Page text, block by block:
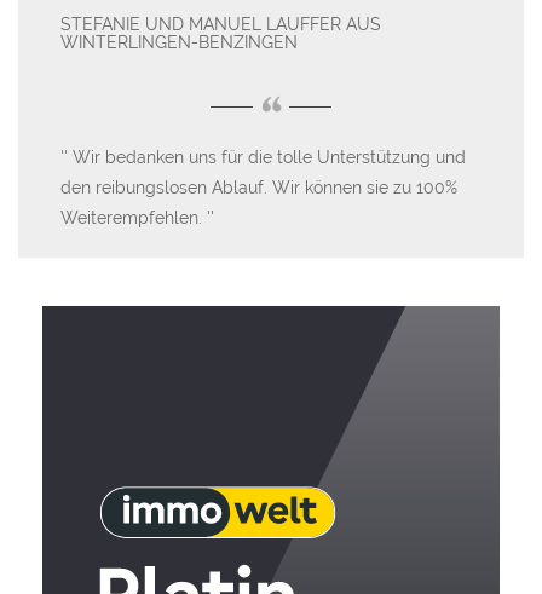
STEFANIE UND MANUEL LAUFFER AUS
WINTERLINGEN-BENZINGEN
“
Wir bedanken uns für die tolle Unterstützung und
den reibungslosen Ablauf. Wir können sie zu 100%
Weiterempfehlen.